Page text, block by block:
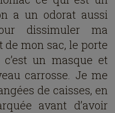
a un odorat aussi
dissimuler ma
mon sac, le porte
un masque et
carrosse. Je me
de caisses, en
avant d’avoir